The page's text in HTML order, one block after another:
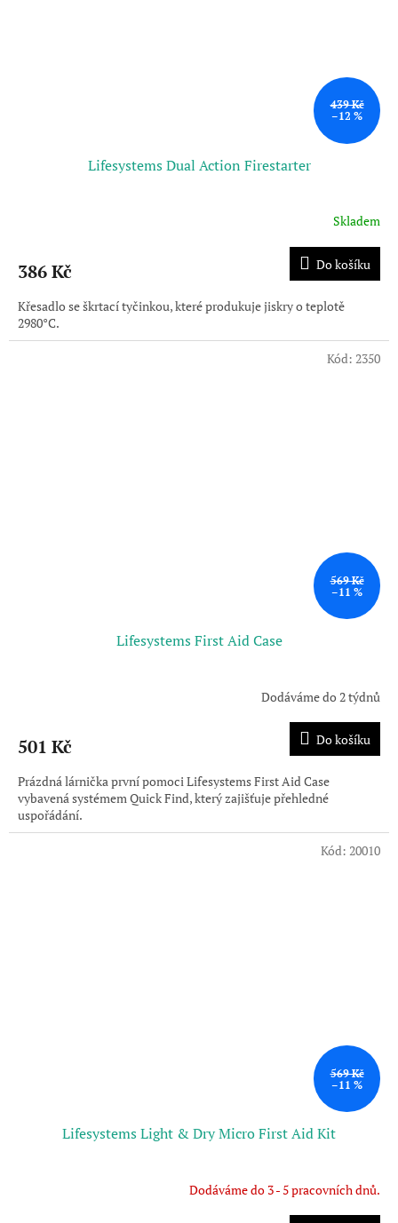
439 Kč
–12 %
Lifesystems Dual Action Firestarter
Skladem
386 Kč Do košíku
Křesadlo se škrtací tyčinkou, které produkuje jiskry o teplotě
2980°C.
569 Kč
–11 %
Lifesystems First Aid Case
Dodáváme do 2 týdnů
501 Kč Do košíku
Prázdná lárnička první pomoci Lifesystems First Aid Case
vybavená systémem Quick Find, který zajišťuje přehledné
uspořádání.
Kód: 2350
569 Kč
–11 %
Lifesystems Light & Dry Micro First Aid Kit
Dodáváme do 3 - 5 pracovních dnů.
Kód: 20010